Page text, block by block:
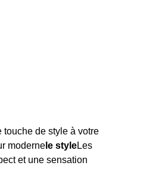
touche de style à votre
moderne le styleLes
et une sensation